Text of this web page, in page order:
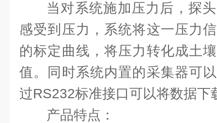
当对系统施加压力后，探
感受到压力，系统将这一压力
的标定曲线，将压力转化成土
值。同时系统内置的采集器可
过RS232标准接口可以将数据下
产品特点：